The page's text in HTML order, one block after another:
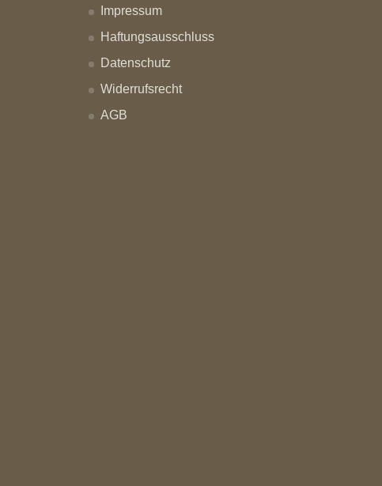
Impressum
Haftungsausschluss
Datenschutz
Widerrufsrecht
AGB